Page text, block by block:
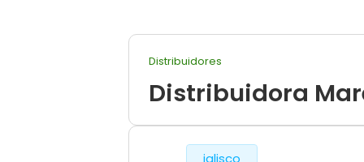
Distribuidores
Distribuidora
jalisco